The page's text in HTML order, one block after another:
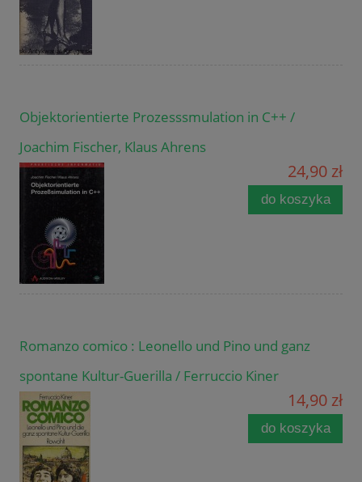
Objektorientierte Prozesssmulation in C++ /
Joachim Fischer, Klaus Ahrens
24,90 zł
do koszyka
Romanzo comico : Leonello und Pino und ganz
spontane Kultur-Guerilla / Ferruccio Kiner
14,90 zł
do koszyka